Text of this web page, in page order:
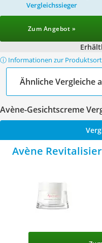
Vergleichssieger
Zum Angebot »
ⓘ Informationen zur
Ähnliche Vergleiche
Avène-Gesichtscreme
Avène